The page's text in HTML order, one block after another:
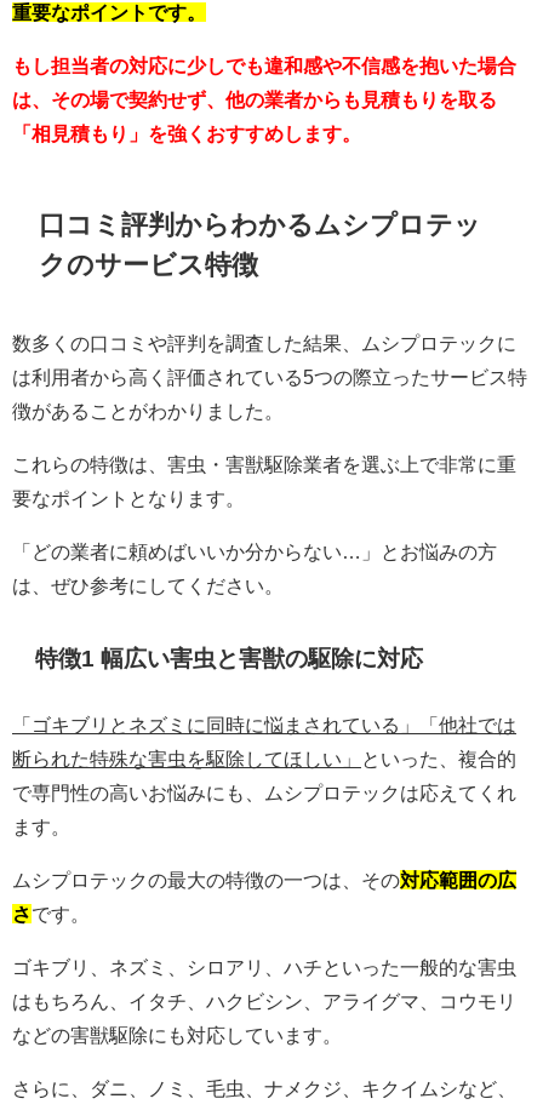
重要なポイントです。
もし担当者の対応に少しでも違和感や不信感を抱いた場合
は、その場で契約せず、他の業者からも見積もりを取る
「相見積もり」を強くおすすめします。
口コミ評判からわかるムシプロテッ
クのサービス特徴
数多くの口コミや評判を調査した結果、ムシプロテックに
は利用者から高く評価されている5つの際立ったサービス特
徴があることがわかりました。
これらの特徴は、害虫・害獣駆除業者を選ぶ上で非常に重
要なポイントとなります。
「どの業者に頼めばいいか分からない…」とお悩みの方
は、ぜひ参考にしてください。
特徴1 幅広い害虫と害獣の駆除に対応
「ゴキブリとネズミに同時に悩まされている」「他社では
断られた特殊な害虫を駆除してほしい」
といった、複合的
で専門性の高いお悩みにも、ムシプロテックは応えてくれ
ます。
ムシプロテックの最大の特徴の一つは、その対応範囲の広
さです。
ゴキブリ、ネズミ、シロアリ、ハチといった一般的な害虫
はもちろん、イタチ、ハクビシン、アライグマ、コウモリ
などの害獣駆除にも対応しています。
さらに、ダニ、ノミ、毛虫、ナメクジ、キクイムシなど、